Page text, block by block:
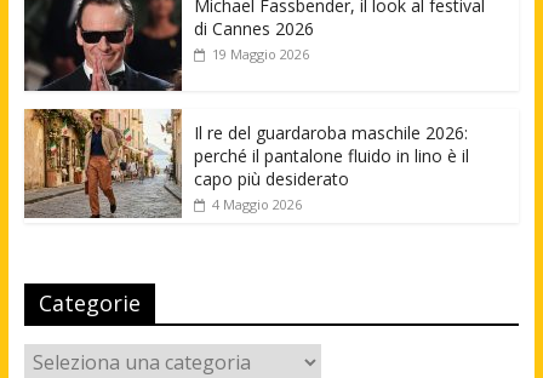
Michael Fassbender, il look al festival
di Cannes 2026
19 Maggio 2026
Il re del guardaroba maschile 2026:
perché il pantalone fluido in lino è il
capo più desiderato
4 Maggio 2026
Categorie
Categorie